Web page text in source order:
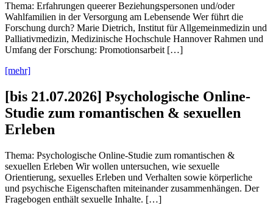
Thema: Erfahrungen queerer Beziehungspersonen und/oder
Wahlfamilien in der Versorgung am Lebensende Wer führt die
Forschung durch? Marie Dietrich, Institut für Allgemeinmedizin und
Palliativmedizin, Medizinische Hochschule Hannover Rahmen und
Umfang der Forschung: Promotionsarbeit […]
[mehr]
[bis 21.07.2026] Psychologische Online-
Studie zum romantischen & sexuellen
Erleben
Thema: Psychologische Online-Studie zum romantischen &
sexuellen Erleben Wir wollen untersuchen, wie sexuelle
Orientierung, sexuelles Erleben und Verhalten sowie körperliche
und psychische Eigenschaften miteinander zusammenhängen. Der
Fragebogen enthält sexuelle Inhalte. […]